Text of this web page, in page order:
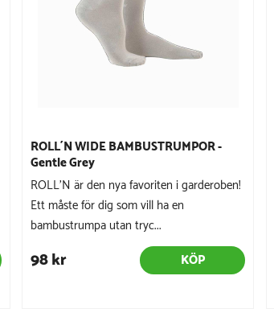
ROLL´N WIDE BAMBUSTRUMPOR -
Gentle Grey
ROLL’N är den nya favoriten i garderoben!
Ett måste för dig som vill ha en
bambustrumpa utan tryc...
98 kr KÖP